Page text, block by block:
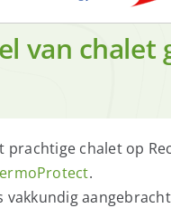
van
prachtige chalet op
.
vakkundig